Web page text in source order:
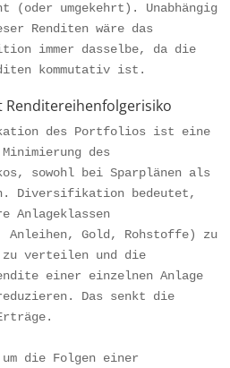
(oder umgekehrt). Unabhängig
Renditen wäre das
immer dasselbe, da die
kommutativ ist.
Renditereihenfolgerisiko
des Portfolios ist eine
des
sowohl bei Sparplänen als
Diversifikation bedeutet,
Anlageklassen
Anleihen, Gold, Rohstoffe) zu
zu verteilen und die
einer einzelnen Anlage
Das senkt die
um die Folgen einer